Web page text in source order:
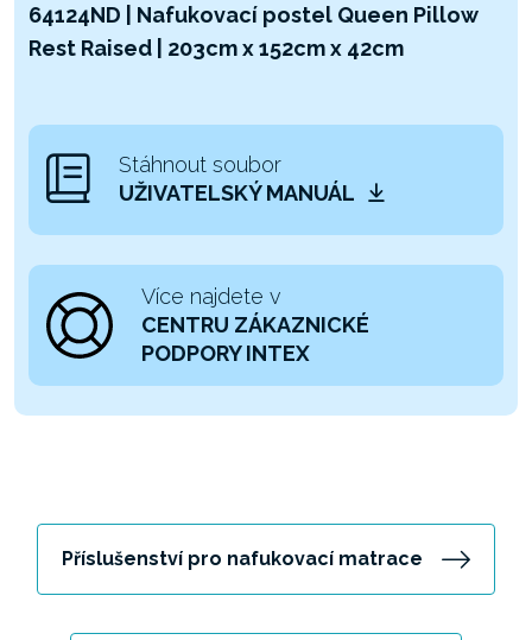
64124ND | Nafukovací postel Queen Pillow
Rest Raised | 203cm x 152cm x 42cm
Stáhnout soubor
UŽIVATELSKÝ MANUÁL
Více najdete v
CENTRU ZÁKAZNICKÉ
PODPORY INTEX
Příslušenství pro nafukovací matrace